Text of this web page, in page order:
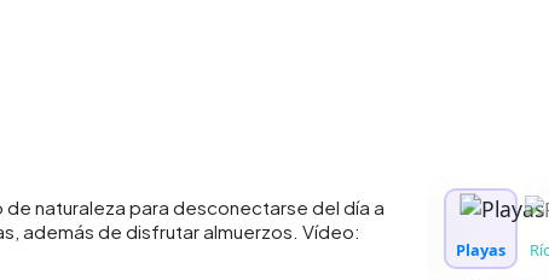
de naturaleza para desconectarse del día a
además de disfrutar almuerzos. Vídeo: